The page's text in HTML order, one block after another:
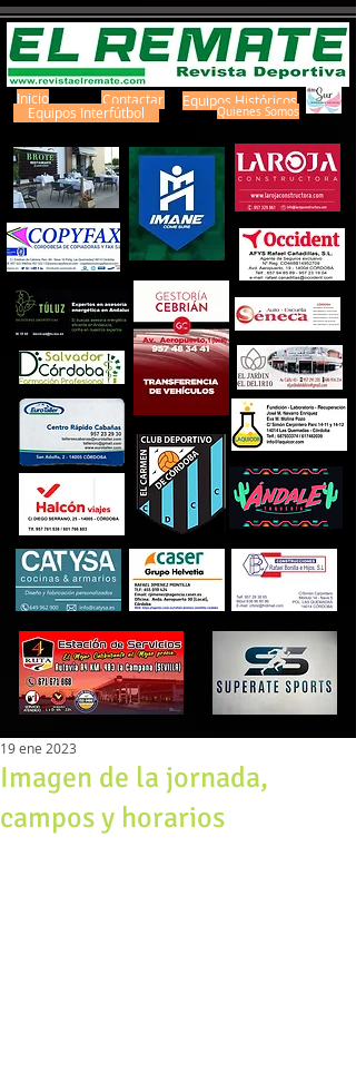
Inicio Contactar
Equipos Interfútbol
Equipos Históricos
Quienes Somos
Imagen de la jornada,
campos y horarios
19 ene 2023